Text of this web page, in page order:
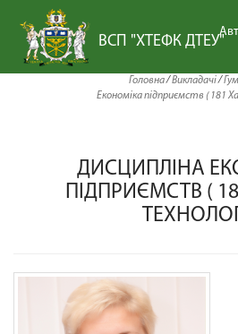
ВСП "ХТЕФК ДТЕУ"
Головна/Викладачі/
Економіка підприємств ( 181
ДИСЦИПЛІНА
ПІДПРИЄМСТВ (